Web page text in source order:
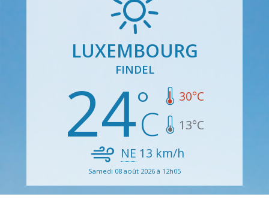
LUXEMBOURG
FINDEL
24 30°C
13°C
NE 13 km/h
Samedi 08 août 2026 à 12h05